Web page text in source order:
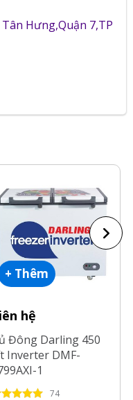
Hưng,Quận 7,TP
+ Thêm
hệ
Đông Darling 450
Inverter DMF-
1
74